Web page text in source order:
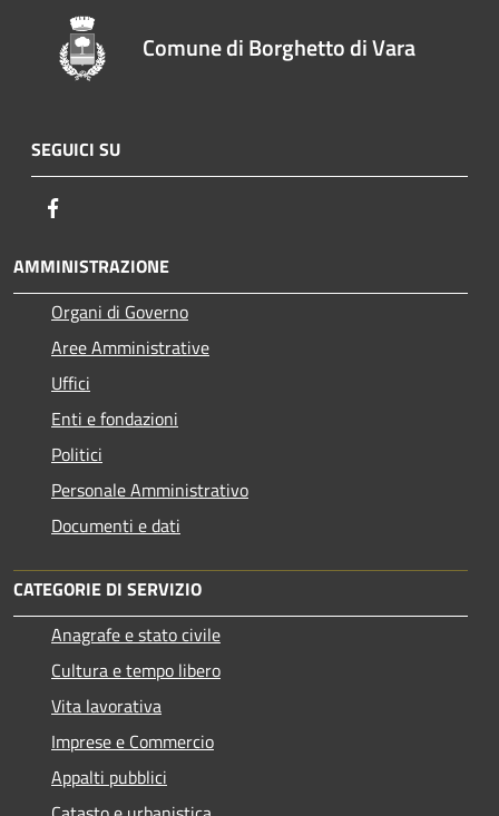
Comune di Borghetto di Vara
SEGUICI SU
AMMINISTRAZIONE
Organi di Governo
Aree Amministrative
Uffici
Enti e fondazioni
Politici
Personale Amministrativo
Documenti e dati
CATEGORIE DI SERVIZIO
Anagrafe e stato civile
Cultura e tempo libero
Vita lavorativa
Imprese e Commercio
Appalti pubblici